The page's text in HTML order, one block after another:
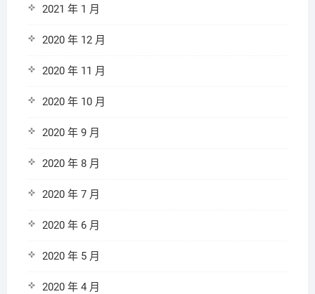
2021 年 1 月
2020 年 12 月
2020 年 11 月
2020 年 10 月
2020 年 9 月
2020 年 8 月
2020 年 7 月
2020 年 6 月
2020 年 5 月
2020 年 4 月